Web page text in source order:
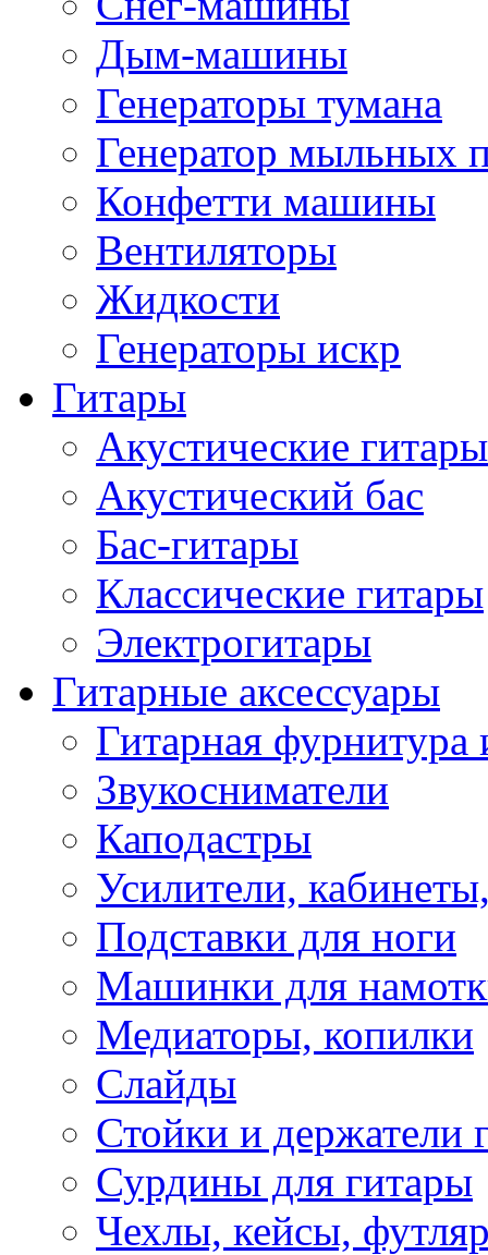
Дым-машины
Генераторы тумана
Генератор мыльных
Конфетти машины
Вентиляторы
Жидкости
Генераторы искр
Гитары
Акустические гитары
Акустический бас
Бас-гитары
Классические гитары
Электрогитары
Гитарные аксессуары
Гитарная фурнитура
Звукосниматели
Каподастры
Усилители,
Подставки для ноги
Машинки для
Медиаторы, копилки
Слайды
Стойки и держатели
Сурдины для гитары
Чехлы, кейсы,